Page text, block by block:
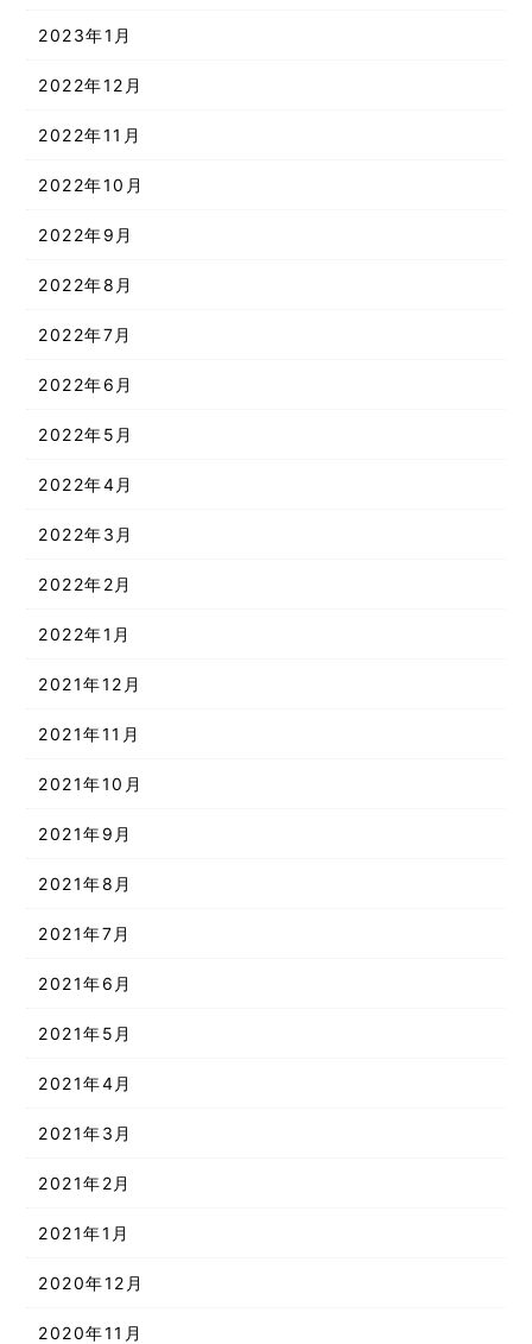
2023年1月
2022年12月
2022年11月
2022年10月
2022年9月
2022年8月
2022年7月
2022年6月
2022年5月
2022年4月
2022年3月
2022年2月
2022年1月
2021年12月
2021年11月
2021年10月
2021年9月
2021年8月
2021年7月
2021年6月
2021年5月
2021年4月
2021年3月
2021年2月
2021年1月
2020年12月
2020年11月